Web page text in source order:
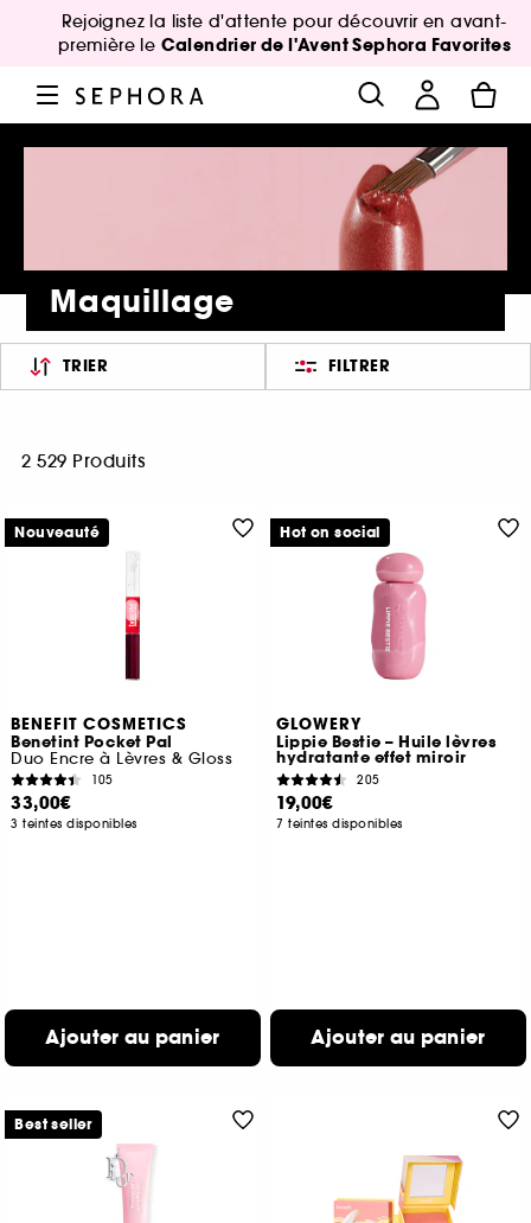
Rejoignez la liste d'attente pour découvrir en avant-
première le Calendrier de l'Avent Sephora Favorites
Maquillage
TRIER FILTRER
2 529 Produits
BENEFIT COSMETICS
Benetint Pocket Pal
Duo Encre à Lèvres & Gloss
105
33,00€
3 teintes disponibles
Ajouter au panier
Nouveauté
GLOWERY
Lippie Bestie – Huile lèvres
hydratante effet miroir
205
19,00€
7 teintes disponibles
Ajouter au panier
Hot on social
Best seller